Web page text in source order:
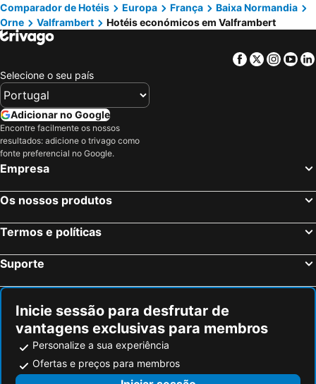
Comparador de Hotéis Europa França
Baixa Normandia
Orne
Valframbert Hotéis económicos em Valframbert
Facebook
Twitter
Selecione o seu país
Adicionar no Google
Encontre facilmente os nossos
resultados: adicione o trivago como
fonte preferencial no Google.
Empresa
Os nossos produtos
Termos e políticas
Suporte
Inicie sessão para desfrutar de
vantagens exclusivas para membros
Personalize a sua experiência
Ofertas e preços para membros